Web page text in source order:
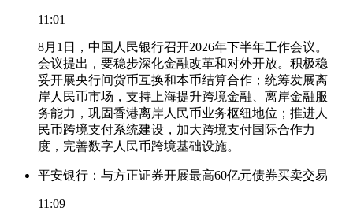
11:01
8月1日，中国人民银行召开2026年下半年工作会议。
会议提出，要稳步深化金融改革和对外开放。积极稳
妥开展央行间货币互换和本币结算合作；统筹发展离
岸人民币市场，支持上海提升跨境金融、离岸金融服
务能力，巩固香港离岸人民币业务枢纽地位；推进人
民币跨境支付系统建设，加大跨境支付国际合作力
度，完善数字人民币跨境基础设施。
平安银行：与方正证券开展最高60亿元债券买卖交易
11:09